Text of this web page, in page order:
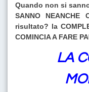
Quando non si
SANNO NEANCHE
risultato? la
COMINCIA A FARE
LA